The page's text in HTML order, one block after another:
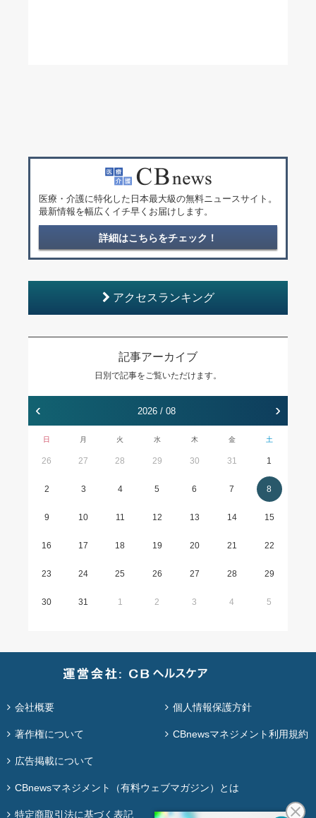
医療・介護に特化した日本最大級の無料ニュースサイト。
最新情報を幅広くイチ早くお届けします。
詳細はこちらをチェック！
アクセスランキング
記事アーカイブ
日別で記事をご覧いただけます。
‹ 2026 / 08 ›
日 月 火 水 木 金 土
26 27 28 29 30 31 1
2 3 4 5 6 7 8
9 10 11 12 13 14 15
16 17 18 19 20 21 22
23 24 25 26 27 28 29
30 31 1 2 3 4 5
会社概要 個人情報保護方針
著作権について CBnewsマネジメント利用規約
広告掲載について
CBnewsマネジメント（有料ウェブマガジン）とは
特定商取引法に基づく表記